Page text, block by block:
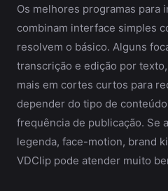
Os melhores programas para
combinam interface simples
resolvem o básico. Alguns
transcrição e edição por
mais em cortes curtos para
depender do tipo de
frequência de publicação. Se
legenda, face-motion, brand
VDClip pode atender muito